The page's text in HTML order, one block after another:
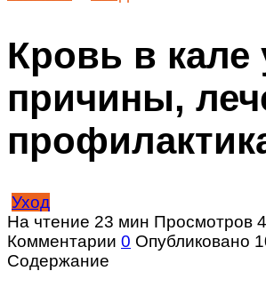
Кровь в кале
причины,
Уход
На чтение 23 мин Просмотров
Комментарии 0 Опубликовано
Содержание